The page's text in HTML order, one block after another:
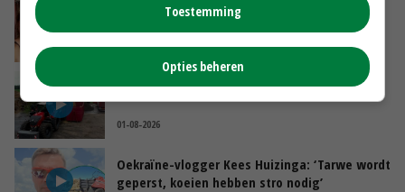
Danique in Canada: ‘Superveel schik gehad
tijdens stage’
04-08-2026
POAH!: Fendt 1042
01-08-2026
Oekraïne-vlogger Kees Huizinga: ‘Tarwe wordt
geperst, koeien hebben stro nodig’
Toestemming
Opties beheren